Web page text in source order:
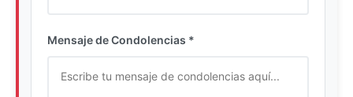
Mensaje de Condolencias *